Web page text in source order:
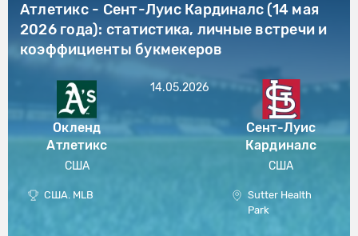
Атлетикс - Сент-Луис Кардиналс (14 мая
2026 года): статистика, личные встречи и
коэффициенты букмекеров
Окленд
Атлетикс
США
США. MLB
14.05.2026
Сент-Луис
Кардиналс
США
Sutter Health
Park